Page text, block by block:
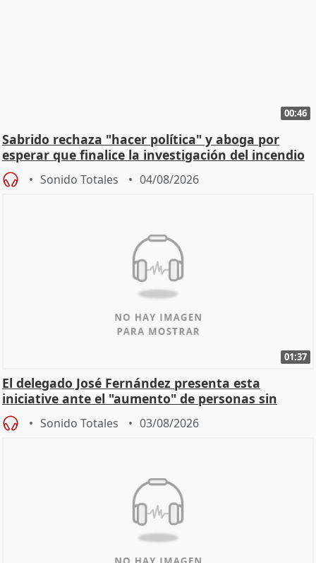
00:46
Sabrido rechaza "hacer política" y aboga por
esperar que finalice la investigación del incendio
Sonido Totales 04/08/2026
01:37
El delegado José Fernández presenta esta
iniciative ante el "aumento" de personas sin
hogar en Madri
Sonido Totales 03/08/2026